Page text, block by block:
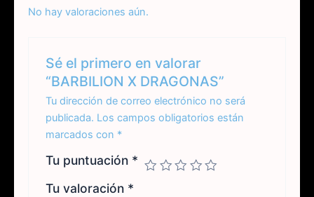
No hay valoraciones aún.
Sé el primero en valorar
“BARBILION X DRAGONAS”
Tu dirección de correo electrónico no será
publicada. Los campos obligatorios están
marcados con *
Tu puntuación *
Tu valoración *